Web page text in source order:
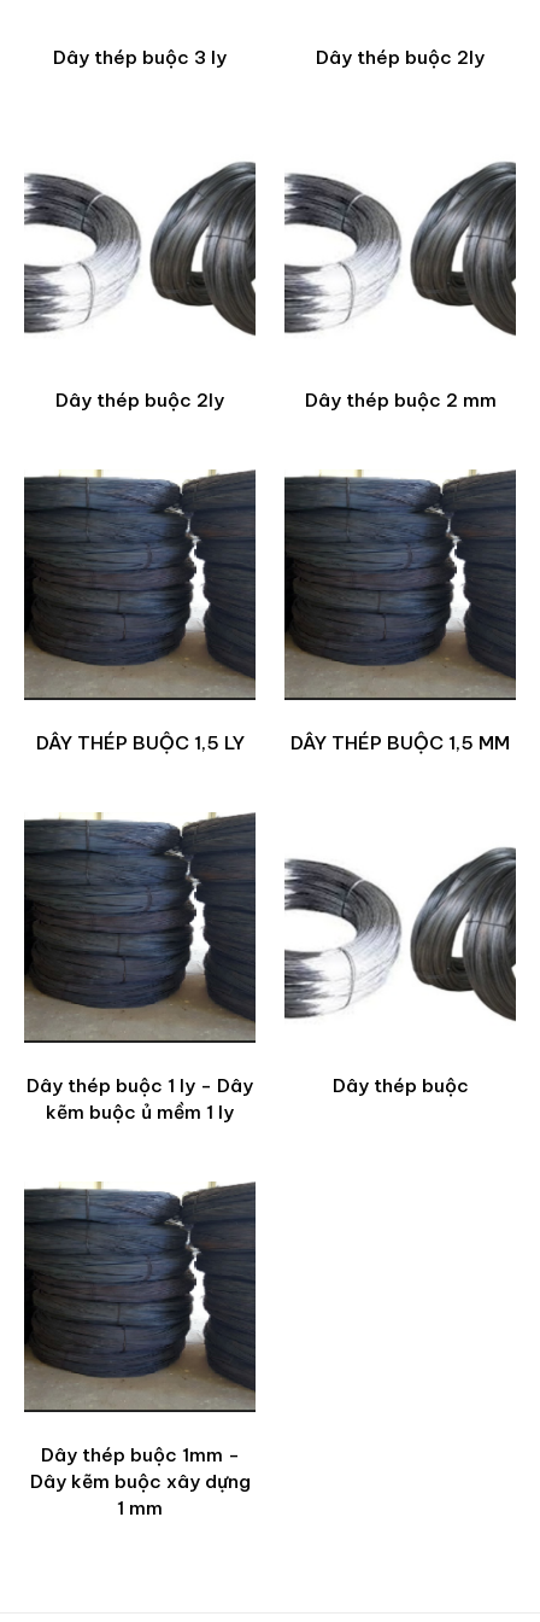
Dây thép buộc 3 ly Dây thép buộc 2ly
Dây thép buộc 2ly Dây thép buộc 2 mm
DÂY THÉP BUỘC 1,5 LY DÂY THÉP BUỘC 1,5 MM
Dây thép buộc 1 ly - Dây
kẽm buộc ủ mềm 1 ly
Dây thép buộc
Dây thép buộc 1mm -
Dây kẽm buộc xây dựng
1 mm